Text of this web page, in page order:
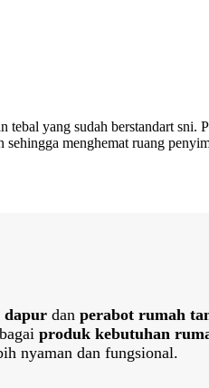
tebal yang sudah berstandart
menghemat ruang
dapur dan perabot rumah
produk kebutuhan
nyaman dan fungsional.